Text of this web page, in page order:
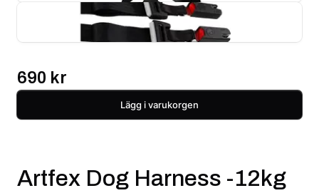
Artfex Dog Harness -12kg
690 kr
Lägg i varukorgen